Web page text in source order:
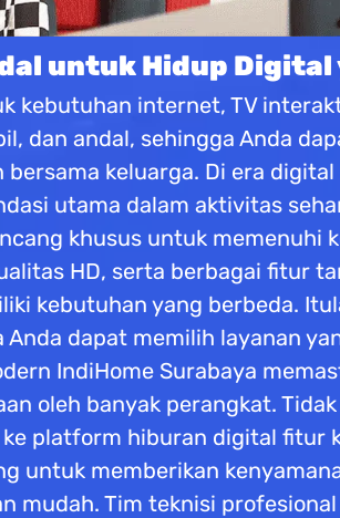
untuk Hidup Digital
kebutuhan internet, TV
dan andal, sehingga Anda
keluarga. Di era
utama dalam aktivitas
khusus untuk memenuhi
HD, serta berbagai fitur
kebutuhan yang berbeda.
dapat memilih layanan
IndiHome Surabaya
oleh banyak perangkat.
platform hiburan digital fitur
untuk memberikan
mudah. Tim teknisi